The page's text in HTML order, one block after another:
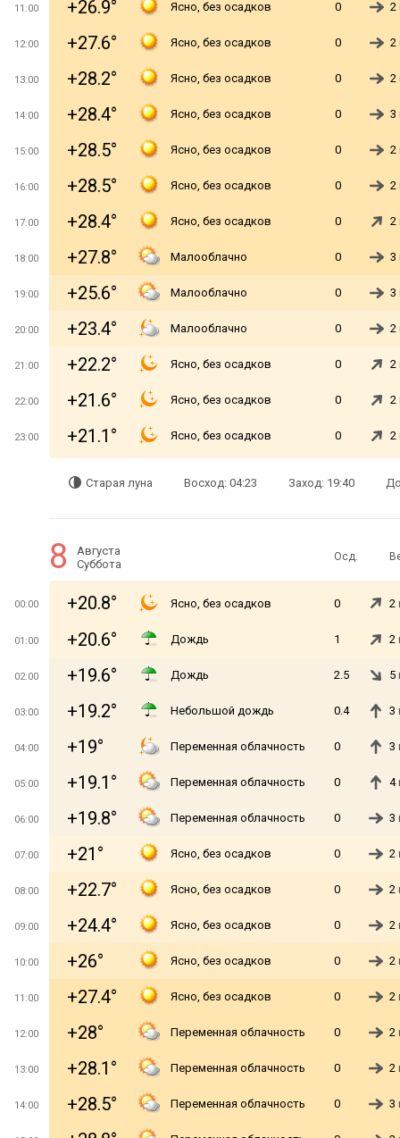
11:00 +26.9° Ясно, без осадков 0 2
12:00 +27.6° Ясно, без осадков 0 2
13:00 +28.2° Ясно, без осадков 0 2
14:00 +28.4° Ясно, без осадков 0 3
15:00 +28.5° Ясно, без осадков 0 2
16:00 +28.5° Ясно, без осадков 0 2
17:00 +28.4° Ясно, без осадков 0 2
18:00 +27.8° Малооблачно 0 3
19:00 +25.6° Малооблачно 0 3
20:00 +23.4° Малооблачно 0 2
21:00 +22.2° Ясно, без осадков 0 2
22:00 +21.6° Ясно, без осадков 0 2
23:00 +21.1° Ясно, без осадков 0 2
Старая луна Восход: 04:23 Заход: 19:40
8
Августа
Суббота
Осд.
00:00 +20.8° Ясно, без осадков 0 2
01:00 +20.6° Дождь 1 2
02:00 +19.6° Дождь 2.5 5
03:00 +19.2° Небольшой дождь 0.4 3
04:00 +19° Переменная облачность 0 3
05:00 +19.1° Переменная облачность 0 4
06:00 +19.8° Переменная облачность 0 3
07:00 +21° Ясно, без осадков 0 2
08:00 +22.7° Ясно, без осадков 0 2
09:00 +24.4° Ясно, без осадков 0 2
10:00 +26° Ясно, без осадков 0 2
11:00 +27.4° Ясно, без осадков 0 2
12:00 +28° Переменная облачность 0 2
13:00 +28.1° Переменная облачность 0 2
14:00 +28.5° Переменная облачность 0 3